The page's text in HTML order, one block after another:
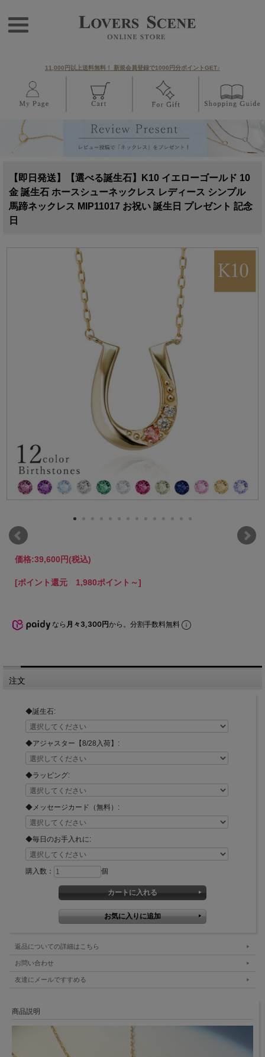
11,000円以上送料無料！ 新規会員登録で1000円分ポイントGET♪
【即日発送】【選べる誕生石】K10 イエローゴールド 10
金 誕生石 ホースシューネックレス レディース シンプル
馬蹄ネックレス MIP11017 お祝い 誕生日 プレゼント 記念
日
価格:39,600円(税込)
[ポイント還元 1,980ポイント～]
なら 月々3,300円から。分割手数料無料
注文
◆誕生石:
◆アジャスター【8/28入荷】:
◆ラッピング:
◆メッセージカード（無料）:
◆毎日のお手入れに:
購入数： 個
返品についての詳細はこちら
お問い合わせ
友達にメールですすめる
商品説明